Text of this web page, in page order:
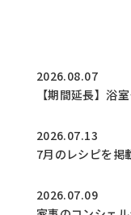
2026.08.07
【期間延長】浴
2026.07.13
7月のレシピを掲
2026.07.09